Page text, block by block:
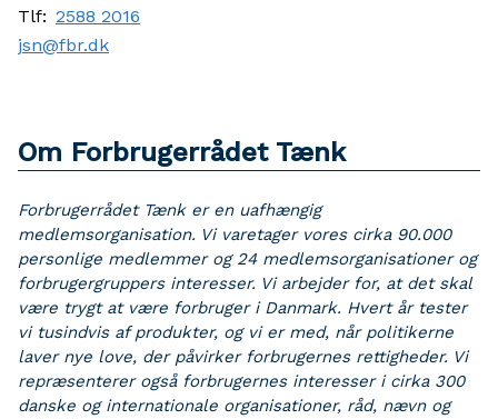
Tlf: 2588 2016
jsn@fbr.dk
Om Forbrugerrådet Tænk
Forbrugerrådet Tænk er en uafhængig
medlemsorganisation. Vi varetager vores cirka 90.000
personlige medlemmer og 24 medlemsorganisationer og
forbrugergruppers interesser. Vi arbejder for, at det skal
være trygt at være forbruger i Danmark. Hvert år tester
vi tusindvis af produkter, og vi er med, når politikerne
laver nye love, der påvirker forbrugernes rettigheder. Vi
repræsenterer også forbrugernes interesser i cirka 300
danske og internationale organisationer, råd, nævn og